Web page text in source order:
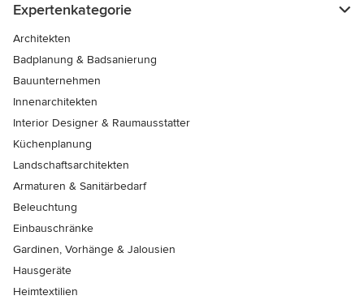
Expertenkategorie
Architekten
Badplanung & Badsanierung
Bauunternehmen
Innenarchitekten
Interior Designer & Raumausstatter
Küchenplanung
Landschaftsarchitekten
Armaturen & Sanitärbedarf
Beleuchtung
Einbauschränke
Gardinen, Vorhänge & Jalousien
Hausgeräte
Heimtextilien